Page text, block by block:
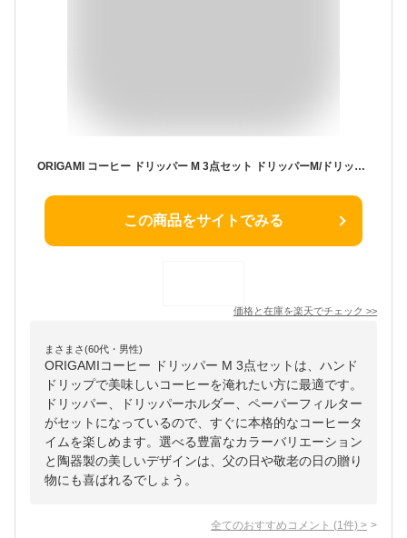
ORIGAMI コーヒー ドリッパー M 3点セット ドリッパーM/ドリッパーホルダー/ペーパーフィルター 選べるカラー 箱付 日本製 おしゃれ コーヒードリッパー ハンドドリップ かわいい ニュアンスカラー マットカラー カラフル ポップカラー 陶器 オリガミ 父の日 敬老の日
この商品をサイトでみる
価格と在庫を楽天でチェック >>
まさまさ(60代・男性)
ORIGAMIコーヒー ドリッパー M 3点セットは、ハンド
ドリップで美味しいコーヒーを淹れたい方に最適です。
ドリッパー、ドリッパーホルダー、ペーパーフィルター
がセットになっているので、すぐに本格的なコーヒータ
イムを楽しめます。選べる豊富なカラーバリエーション
と陶器製の美しいデザインは、父の日や敬老の日の贈り
物にも喜ばれるでしょう。
全てのおすすめコメント (1 件) >